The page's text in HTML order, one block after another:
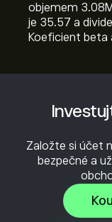
Založte si účet
bezpečné a
objemem
je 35.57 a
Koeficient beta